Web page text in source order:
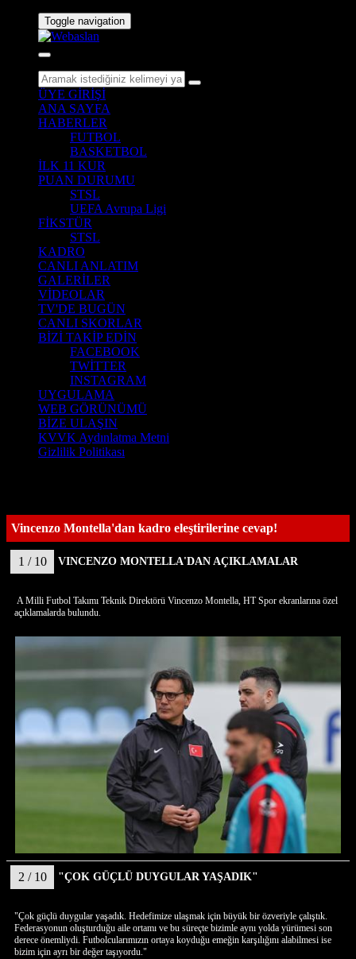
Toggle navigation
ÜYE GİRİŞİ
ANA SAYFA
HABERLER
FUTBOL
BASKETBOL
İLK 11 KUR
PUAN DURUMU
STSL
UEFA Avrupa Ligi
FİKSTÜR
STSL
KADRO
CANLI ANLATIM
GALERİLER
VİDEOLAR
TV'DE BUGÜN
CANLI SKORLAR
BİZİ TAKİP EDİN
FACEBOOK
TWİTTER
INSTAGRAM
UYGULAMA
WEB GÖRÜNÜMÜ
BİZE ULAŞIN
KVVK Aydınlatma Metni
Gizlilik Politikası
Vincenzo Montella'dan kadro eleştirilerine cevap!
1 / 10 VINCENZO MONTELLA'DAN AÇIKLAMALAR
A Milli Futbol Takımı Teknik Direktörü Vincenzo Montella, HT Spor ekranlarına özel
açıklamalarda bulundu.
2 / 10 "ÇOK GÜÇLÜ DUYGULAR YAŞADIK"
"Çok güçlü duygular yaşadık. Hedefimize ulaşmak için büyük bir özveriyle çalıştık.
Federasyonun oluşturduğu aile ortamı ve bu süreçte bizimle aynı yolda yürümesi son
derece önemliydi. Futbolcularımızın ortaya koyduğu emeğin karşılığını alabilmesi ise
bizim için ayrı bir değer taşıyordu."